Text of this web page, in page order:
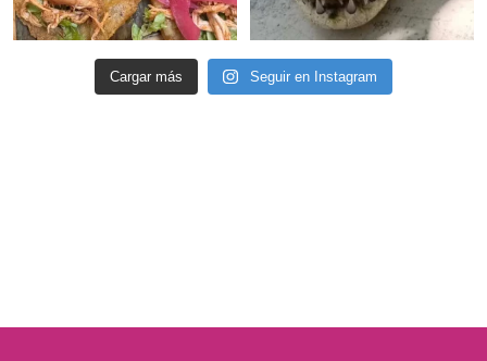
Cargar más Seguir en Instagram